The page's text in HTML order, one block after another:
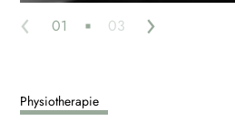
Physiotherapie
‹ 01 03 ›